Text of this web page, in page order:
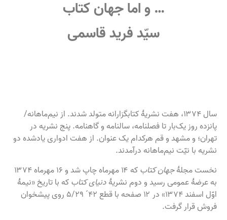
… و اما جهان کتاب
سیّد فرید قاسمی
سال ۱۳۷۴، هفت نشریۀ کتابگزارانه متولد شدند. از نیم‌ماهانه/
پانزده روز یک‌بار تا فصلنامه، سالنامه و گاهنامه. پنج نشریه در
تهران؛ و مشهد و قم هرکدام یک عنوان. از هفت ادواری یادشده دو
نشریه با نیّت نیم‌ماهانه درآمدند.
نخست مجلهٔجهان کتاب
که ۱۴ مهرماه چاپ شد و ۱۶ مهرماه ۱۳۷۴
به عرضهٔ عمومی رسید و دوم نشریهٔ دنیای کتاب که با تاریخ «نیمهٔ
اوّل اسفند ۱۳۷۴» در ۱۲ صفحه با قطع ۴۲´ ۵/۲۹ روی پیشخوان
فروش قرار گرفت.